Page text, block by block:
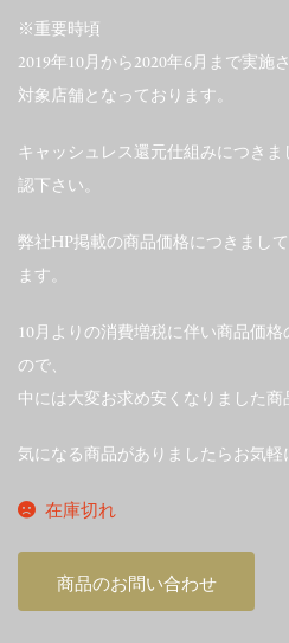
※重要時頃
2019年10月から2020年6月まで実施
対象店舗となっております。
キャッシュレス還元仕組みにつき
認下さい。
弊社HP掲載の商品価格につきまし
ます。
10月よりの消費増税に伴い商品価
ので、
中には大変お求め安くなりました商
気になる商品がありましたらお気軽
在庫切れ
商品のお問い合わせ